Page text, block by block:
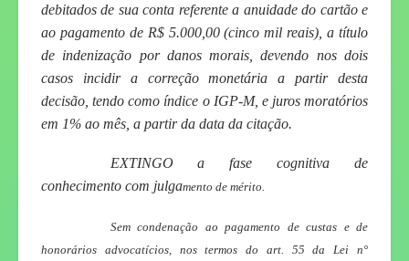
debitados de sua conta referente a anuidade do cartão e
ao pagamento de R$ 5.000,00 (cinco mil reais), a título
de indenização por danos morais, devendo nos dois
casos incidir a correção monetária a partir desta
decisão, tendo como índice o IGP-M, ejuros moratórios
em 1% ao mês, a partir da data da citação.
EXTINGO a fase cognitiva de
conhecimento com julgamento de mérito.
Sem condenação ao pagamento de custas e de
honorários advocatícios, nos termos do art. 55 da Lei n°